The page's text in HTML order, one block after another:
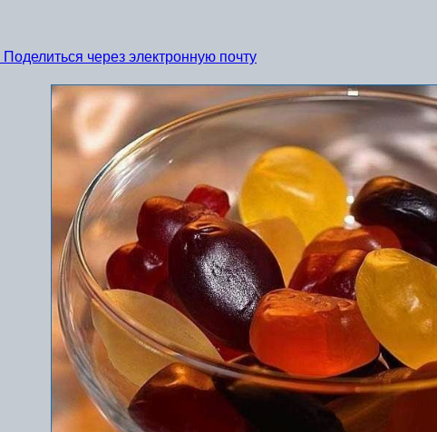
Поделиться через электронную почту